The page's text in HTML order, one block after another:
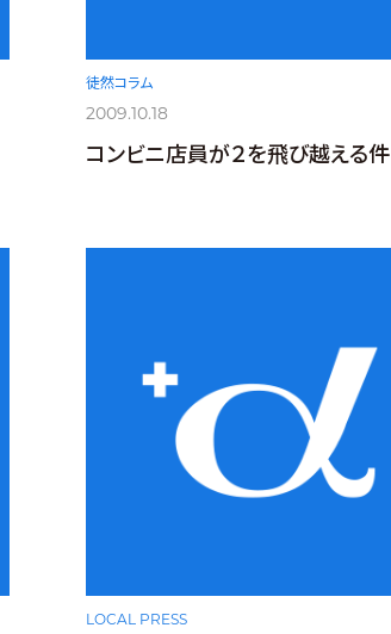
徒然コラム
2009.10.18
コンビニ店員が２を飛び越える件
LOCAL PRESS